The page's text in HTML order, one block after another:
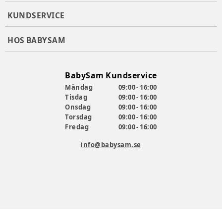
KUNDSERVICE
HOS BABYSAM
BabySam Kundservice
Måndag
09:00 - 16:00
Tisdag
09:00 - 16:00
Onsdag
09:00 - 16:00
Torsdag
09:00 - 16:00
Fredag
09:00 - 16:00
info@babysam.se